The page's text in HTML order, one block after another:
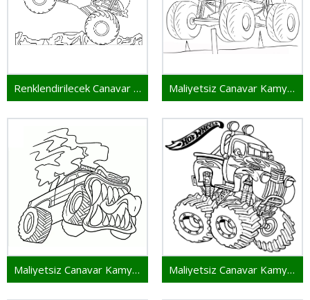
Renklendirilecek Canavar Kamyon Maliyetsiz Canavar Kamyon
Maliyetsiz Canavar Kamyon Resmi Maliyetsiz Canavar Kamyon Basılabilir